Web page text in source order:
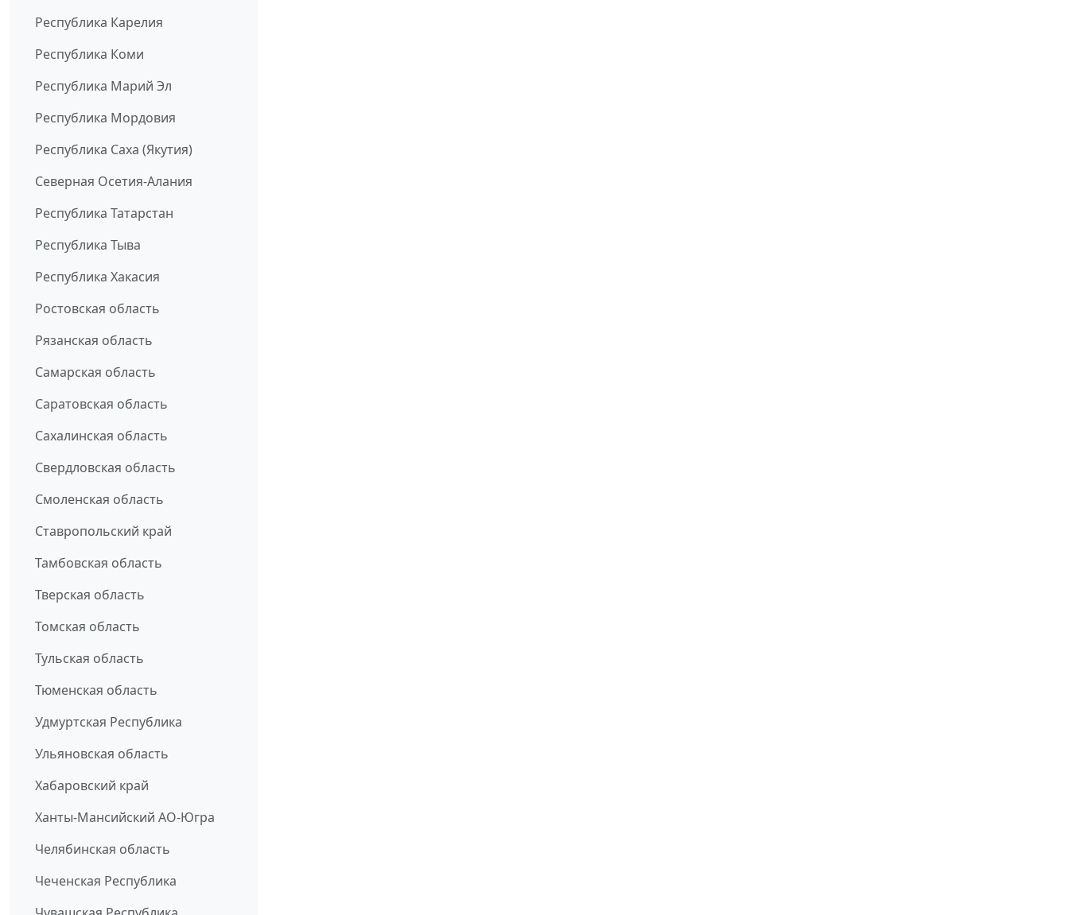
Республика Карелия
Республика Коми
Республика Марий Эл
Республика Мордовия
Республика Саха (Якутия)
Северная Осетия-Алания
Республика Татарстан
Республика Тыва
Республика Хакасия
Ростовская область
Рязанская область
Самарская область
Саратовская область
Сахалинская область
Свердловская область
Смоленская область
Ставропольский край
Тамбовская область
Тверская область
Томская область
Тульская область
Тюменская область
Удмуртская Республика
Ульяновская область
Хабаровский край
Ханты-Мансийский АО-Югра
Челябинская область
Чеченская Республика